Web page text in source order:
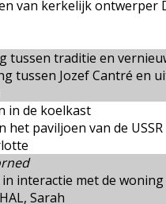
van kerkelijk ontwerper
tussen traditie en
tussen Jozef Cantré en
in de koelkast
het paviljoen van de
interactie met de
Sarah